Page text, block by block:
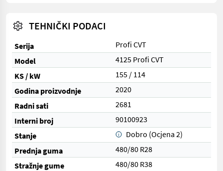
TEHNIČKI PODACI
Serija
Profi CVT
Model
4125 Profi CVT
KS / kW
155 / 114
Godina proizvodnje
2020
Radni sati
2681
Interni broj
90100923
Stanje
Dobro (Ocjena 2)
Prednja guma
480/80 R28
Stražnje gume
480/80 R38